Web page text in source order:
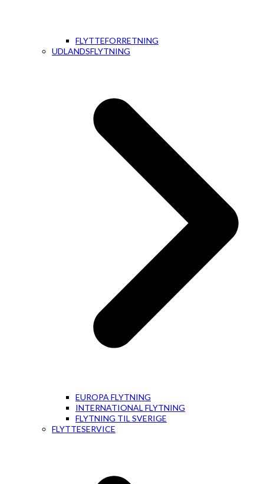
FLYTTEFORRETNING
UDLANDSFLYTNING
EUROPA FLYTNING
INTERNATIONAL FLYTNING
FLYTNING TIL SVERIGE
FLYTTESERVICE